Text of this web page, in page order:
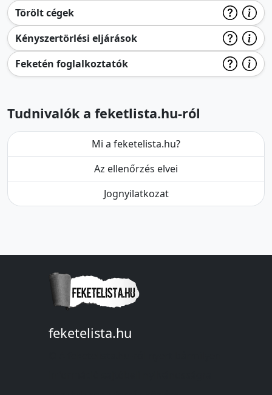
Törölt cégek
Kényszertörlési eljárások
Feketén foglalkoztatók
Tudnivalók a feketlista.hu-ról
Mi a feketelista.hu?
Az ellenőrzés elvei
Jognyilatkozat
feketelista.hu